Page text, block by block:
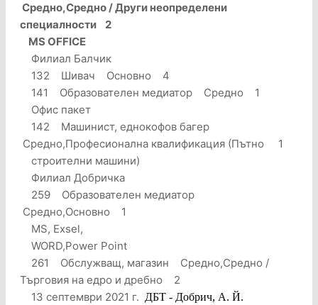
Средно,Средно / Други неопределени
специалности 2
MS OFFICE
Филиал Балчик
132 Шивач Основно 4
141 Образователен медиатор Средно 1
Офис пакет
142 Машинист, еднокофов багер
Средно,Професионална квалификация (Пътно 1
строителни машини)
Филиал Добричка
259 Образователен медиатор
Средно,Основно 1
MS, Exsel,
WORD,Power Point
261 Обслужващ, магазин Средно,Средно /
Търговия на едро и дребно 2
13 септември 2021 г. ДБТ - Добрич, А. Й.